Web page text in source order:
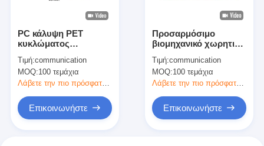
PC κάλυψη PET
κυκλώματος
μεμβράνης με
εκτύπωση με
μεταξένινη οθόνη
Τιμή:communication
MOQ:100 τεμάχια
Λάβετε την πιο πρόσφατη τιμή
Επικοινωνήστε
Προσαρμόσιμο
βιομηχανικό χωρητικό
για ευρείες εφαρμογές
Τιμή:communication
MOQ:100 τεμάχια
Λάβετε την πιο πρόσφατη τιμή
Επικοινωνήστε